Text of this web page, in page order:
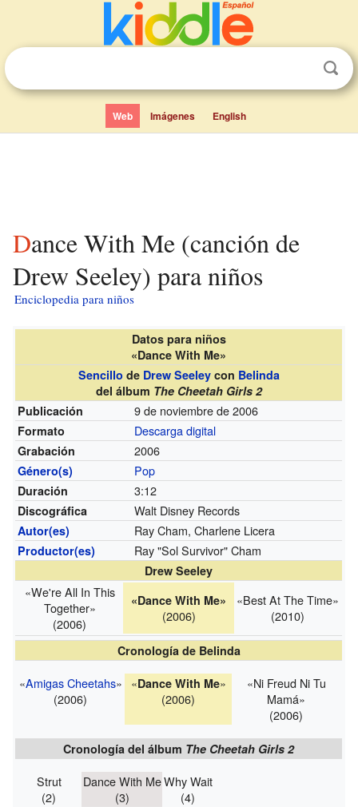
Web Imágenes English
Dance With Me (canción de
Drew Seeley) para niños
Enciclopedia para niños
Datos para niños
«Dance With Me»
Sencillode Drew Seeleycon Belinda
del álbum The Cheetah Girls 2
Publicación
9 de noviembre de 2006
Formato Descarga digital
Grabación 2006
Género(s) Pop
Duración 3:12
Discográfica Walt Disney Records
Autor(es) Ray Cham, Charlene Licera
Productor(es) Ray "Sol Survivor" Cham
Drew Seeley
«We're All In This
Together»
(2006)
«Dance With Me»
(2006)
«Best At The Time»
(2010)
Cronología de Belinda
«Amigas Cheetahs»
(2006)
«Dance With Me»
(2006)
«Ni Freud Ni Tu
Mamá»
(2006)
Cronología del álbum The Cheetah Girls 2
Strut
(2)
Dance With Me
(3)
Why Wait
(4)